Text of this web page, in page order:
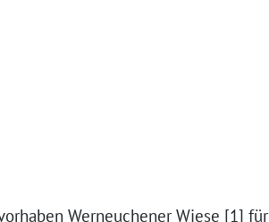
Werneuchener Wiese [1] für